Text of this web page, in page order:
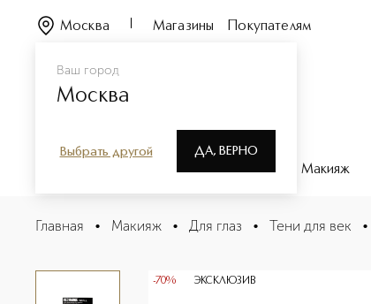
Ваш город
Москва
Выбрать другой ДА, ВЕРНО
Москва Магазины Покупателям
Парфюмерия Макияж
PRO INTENSE EYESHADOW Тени для век рефил
Описание
Главная • Макияж • Для глаз • Тени для век •
-70% ЭКСКЛЮЗИВ